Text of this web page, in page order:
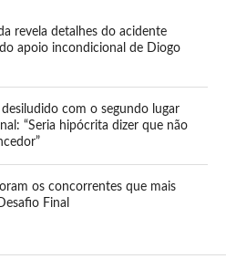
revela detalhes do acidente
apoio incondicional de Diogo
com o segundo lugar
“Seria hipócrita dizer que não
os concorrentes que mais
Final